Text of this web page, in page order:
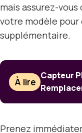
mais assurez-
votre modèle
supplémentaire.
À lire
Capteur
Prenez